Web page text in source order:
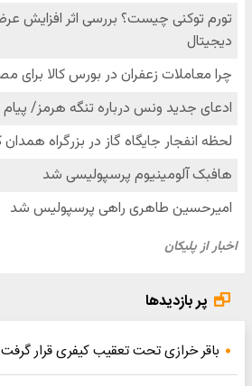
پر بازدیدها
باقر خرازی تحت تعقیب کیفری قرار گرفت